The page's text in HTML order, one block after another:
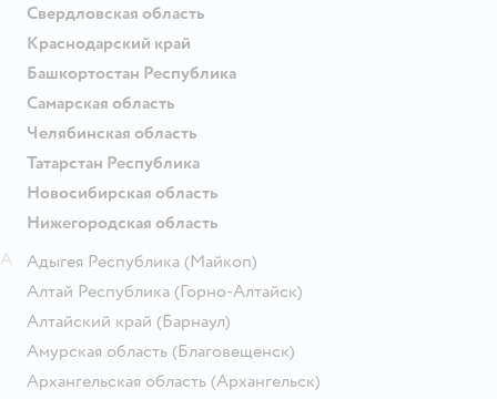
Свердловская область
Краснодарский край
Башкортостан Республика
Самарская область
Челябинская область
Татарстан Республика
Новосибирская область
Нижегородская область
Адыгея Республика (Майкоп)
Алтай Республика (Горно-Алтайск)
Алтайский край (Барнаул)
Амурская область (Благовещенск)
Архангельская область (Архангельск)